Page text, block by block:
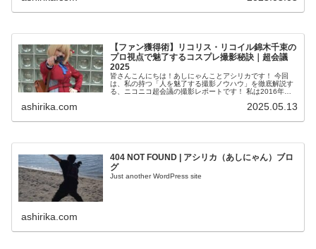
【ファン獲得術】リコリス・リコイル錦木千束の
プロ視点で魅了するコスプレ撮影秘訣｜超会議
2025
皆さんこんにちは！あしにゃんことアシリカです！ 今回
は、私の持つ「人を魅了する撮影ノウハウ」を徹底解説す
る、ニコニコ超会議の撮影レポートです！ 私は2016年か
ashirika.com 2025.05.13
404 NOT FOUND | アシリカ（あしにゃん）ブロ
グ
Just another WordPress site
ashirika.com